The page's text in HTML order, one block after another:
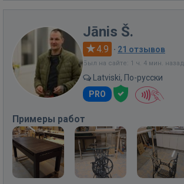
Jānis Š.
4.9 · 21 отзывов
Был на сайте: 1 ч. 4 мин. назад
Latviski, По-русски
PRO
Примеры работ